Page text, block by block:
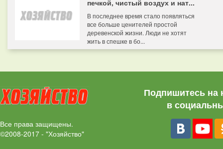
печкой, чистый воздух и нат...
В последнее время стало появляться
все больше ценителей простой
деревенской жизни. Люди не хотят
жить в спешке в бо...
Все права защищены.
©2008-2017 - "Хозяйство"
Подпишитесь на
в